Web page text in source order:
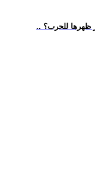
ظهرها للحرب؟